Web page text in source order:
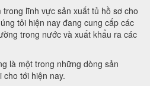
lĩnh vực sản xuất tủ hồ sơ cho
tôi hiện nay đang cung cấp các
trong nước và xuất khẩu ra các
là một trong những dòng sản
tới hiện nay.